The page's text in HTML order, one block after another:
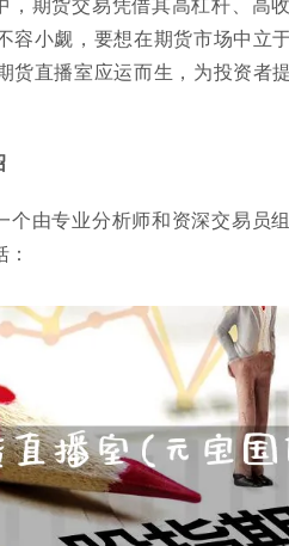
容小觑，要想在期货市场中立
货直播室应运而生，为投资者
个由专业分析师和资深交易员